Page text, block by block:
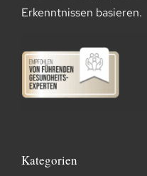
Erkenntnissen basieren.
Kategorien